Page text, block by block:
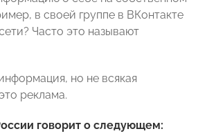
в своей группе в ВКонтакте
Часто это называют
но не всякая
реклама.
говорит о следующем: